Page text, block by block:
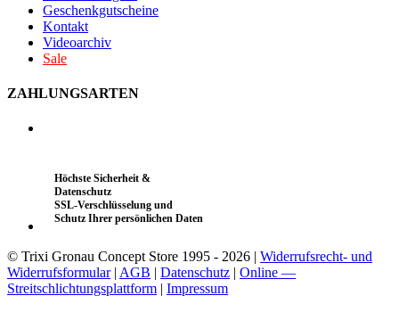
Geschenkgutscheine
Kontakt
Videoarchiv
Sale
ZAHLUNGSARTEN
Höchste Sicherheit &
Datenschutz
SSL-Verschlüsselung und
Schutz Ihrer persönlichen Daten
© Trixi Gronau Concept Store 1995 - 2026 | Widerrufsrecht- und
Widerrufsformular| AGB | Datenschutz | Online —
Streitschlichtungsplattform | Impressum